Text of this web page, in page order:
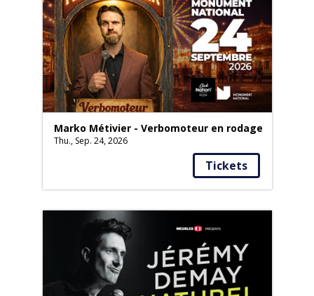
Marko Métivier - Verbomoteur en rodage
Thu., Sep. 24, 2026
Tickets